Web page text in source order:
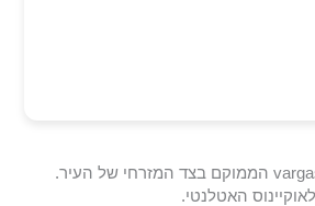
בקרו בפארק "ורגאס" vargas הממוקם בצד המזרחי של העיר.
האטלנטי.